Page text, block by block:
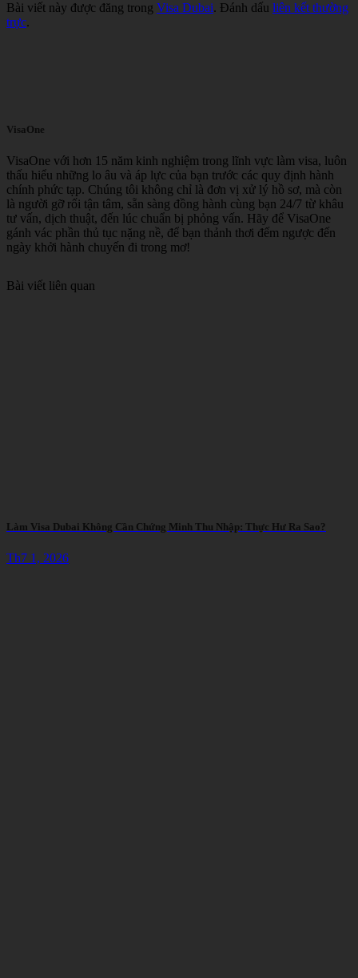
Bài viết này được đăng trong Visa Dubai. Đánh dấu liên kết thường
trực.
VisaOne
VisaOne với hơn 15 năm kinh nghiệm trong lĩnh vực làm visa, luôn
thấu hiểu những lo âu và áp lực của bạn trước các quy định hành
chính phức tạp. Chúng tôi không chỉ là đơn vị xử lý hồ sơ, mà còn
là người gỡ rối tận tâm, sẵn sàng đồng hành cùng bạn 24/7 từ khâu
tư vấn, dịch thuật, đến lúc chuẩn bị phỏng vấn. Hãy để VisaOne
gánh vác phần thủ tục nặng nề, để bạn thảnh thơi đếm ngược đến
ngày khởi hành chuyến đi trong mơ!
Bài viết liên quan
Làm Visa Dubai Không Cần Chứng Minh Thu Nhập: Thực Hư Ra Sao?
Th7 1, 2026